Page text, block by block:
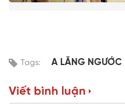
Tags: A LĂNG NGƯỚC
Viết bình luận